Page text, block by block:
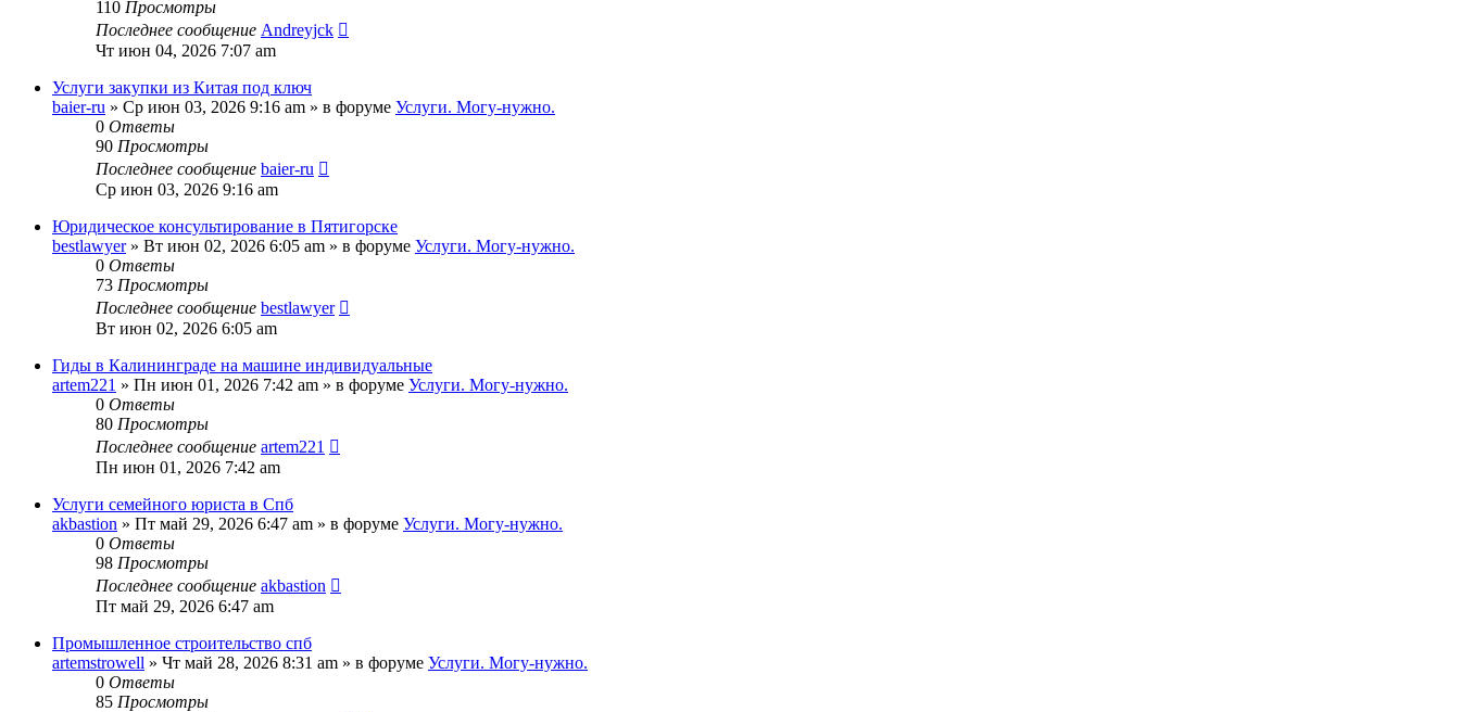
110 Просмотры
Последнее сообщение Andreyjck
Чт июн 04, 2026 7:07 am
Услуги закупки из Китая под ключ
baier-ru » Ср июн 03, 2026 9:16 am » в форуме Услуги. Могу-нужно.
0 Ответы
90 Просмотры
Последнее сообщение baier-ru
Ср июн 03, 2026 9:16 am
Юридическое консультирование в Пятигорске
bestlawyer» Вт июн 02, 2026 6:05 am » в форуме Услуги. Могу-нужно.
0 Ответы
73 Просмотры
Последнее сообщение bestlawyer
Вт июн 02, 2026 6:05 am
Гиды в Калининграде на машине индивидуальные
artem221 » Пн июн 01, 2026 7:42 am » в форуме Услуги. Могу-нужно.
0 Ответы
80 Просмотры
Последнее сообщение artem221
Пн июн 01, 2026 7:42 am
Услуги семейного юриста в Спб
akbastion » Пт май 29, 2026 6:47 am » в форуме Услуги. Могу-нужно.
0 Ответы
98 Просмотры
Последнее сообщение akbastion
Пт май 29, 2026 6:47 am
Промышленное строительство спб
artemstrowell » Чт май 28, 2026 8:31 am » в форуме Услуги. Могу-нужно.
0 Ответы
85 Просмотры